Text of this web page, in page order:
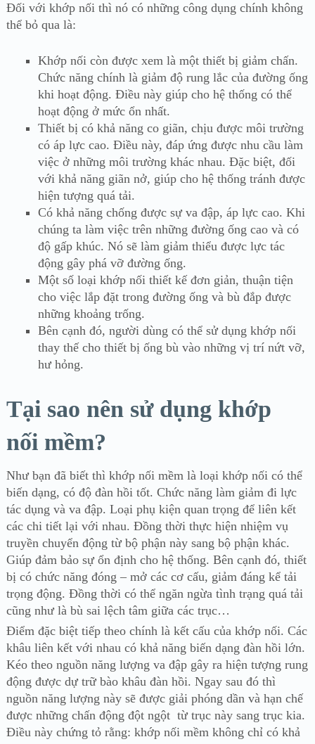
Đối với khớp nối thì nó có những công dụng chính không
thể bỏ qua là:
Khớp nối còn được xem là một thiết bị giảm chấn.
Chức năng chính là giảm độ rung lắc của đường ống
khi hoạt động. Điều này giúp cho hệ thống có thể
hoạt động ở mức ổn nhất.
Thiết bị có khả năng co giãn, chịu được môi trường
có áp lực cao. Điều này, đáp ứng được nhu cầu làm
việc ở những môi trường khác nhau. Đặc biệt, đối
với khả năng giãn nở, giúp cho hệ thống tránh được
hiện tượng quá tải.
Có khả năng chống được sự va đập, áp lực cao. Khi
chúng ta làm việc trên những đường ống cao và có
độ gấp khúc. Nó sẽ làm giảm thiểu được lực tác
động gây phá vỡ đường ống.
Một số loại khớp nối thiết kế đơn giản, thuận tiện
cho việc lắp đặt trong đường ống và bù đắp được
những khoảng trống.
Bên cạnh đó, người dùng có thể sử dụng khớp nối
thay thế cho thiết bị ống bù vào những vị trí nứt vỡ,
hư hỏng.
Tại sao nên sử dụng khớp
nối mềm?
Như bạn đã biết thì khớp nối mềm là loại khớp nối có thể
biến dạng, có độ đàn hồi tốt. Chức năng làm giảm đi lực
tác dụng và va đập. Loại phụ kiện quan trọng để liên kết
các chi tiết lại với nhau. Đồng thời thực hiện nhiệm vụ
truyền chuyển động từ bộ phận này sang bộ phận khác.
Giúp đảm bảo sự ổn định cho hệ thống. Bên cạnh đó, thiết
bị có chức năng đóng – mở các cơ cấu, giảm đáng kể tải
trọng động. Đồng thời có thể ngăn ngừa tình trạng quá tải
cũng như là bù sai lệch tâm giữa các trục…
Điểm đặc biệt tiếp theo chính là kết cấu của khớp nối. Các
khâu liên kết với nhau có khả năng biến dạng đàn hồi lớn.
Kéo theo nguồn năng lượng va đập gây ra hiện tượng rung
động được dự trữ bào khâu đàn hồi. Ngay sau đó thì
nguồn năng lượng này sẽ được giải phóng dần và hạn chế
được những chấn động đột ngột từ trục này sang trục kia.
Điều này chứng tỏ rằng: khớp nối mềm không chỉ có khả